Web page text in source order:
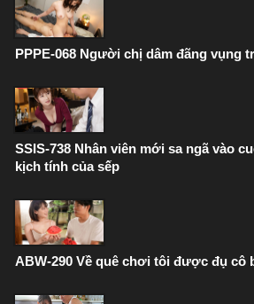
PPPE-068 Người chị dâm đãng vụng
SSIS-738 Nhân viên mới sa ngã vào
kịch tính của sếp
ABW-290 Về quê chơi tôi được đụ cô